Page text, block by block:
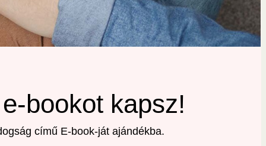
bookot kapsz!
című E-book-ját ajándékba.